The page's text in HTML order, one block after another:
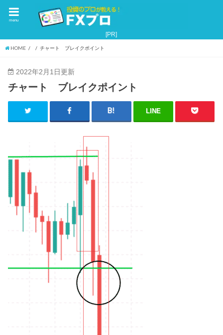
menu
HOME チャート ブレイクポイント
2022年2月1日更新
チャート ブレイクポイント
LINE